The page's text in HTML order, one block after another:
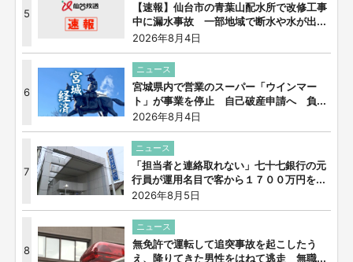
5
【速報】仙台市の青葉山配水所で改修工事
中に漏水事故 一部地域で断水や水が出...
2026年8月4日
6
ニュース
宮城県内で営業のスーパー「ウインマー
ト」が事業を停止 自己破産申請へ 負...
2026年8月4日
7
ニュース
「担当者と連絡取れない」七十七銀行の元
行員が運用名目で客から１７００万円を...
2026年8月5日
8
ニュース
無免許で運転して追突事故を起こしたう
え、降りてきた男性をはねて逃走 無職...